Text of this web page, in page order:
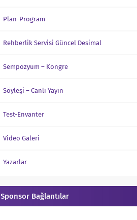
Plan-Program
Rehberlik Servisi Güncel Desimal
Sempozyum – Kongre
Söyleşi – Canlı Yayın
Test-Envanter
Video Galeri
Yazarlar
Sponsor Bağlantılar